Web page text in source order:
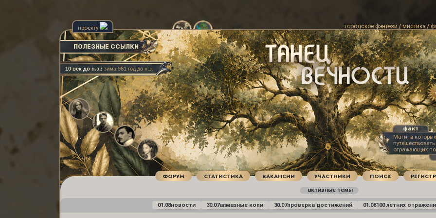
01.08новости 30.07алмазные копи 30.07проверка достижений 01.08100 летних
Маги, в которых
отражающих
ПОЛЕЗНЫЕ ССЫЛКИ
городское фэнтези / мистика /
19 век: лето 1881 год
проекту
ФОРУМ СТАТИСТИКА ВАКАНСИИ УЧАСТНИКИ ПОИСК
активные темы